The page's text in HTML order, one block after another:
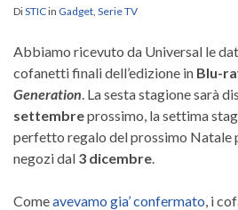
DiSTICin Gadget Serie TV
Abbiamo ricevuto da Universal le
cofanetti finali dell’edizione in Blu-
Generation . La sesta stagione sarà
settembreprossimo, la settima
perfetto regalo del prossimo Natale
negozi dal 3 dicembre
Comeavevamo gia’ confermato , i